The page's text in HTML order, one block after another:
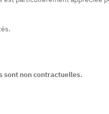
sont non contractuelles.